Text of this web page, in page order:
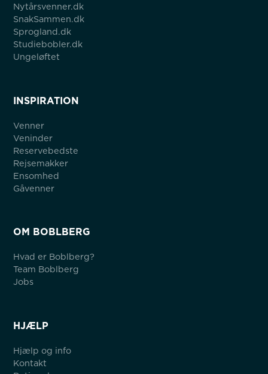
Nytårsvenner.dk
SnakSammen.dk
Sprogland.dk
Studiebobler.dk
Ungeløftet
INSPIRATION
Venner
Veninder
Reservebedste
Rejsemakker
Ensomhed
Gåvenner
OM BOBLBERG
Hvad er Boblberg?
Team Boblberg
Jobs
HJÆLP
Hjælp og info
Kontakt